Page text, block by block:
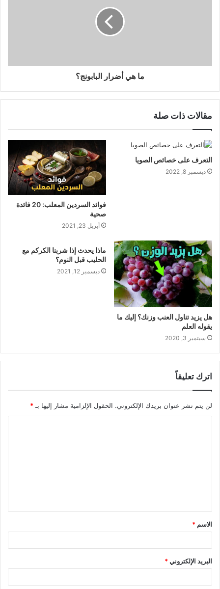
ما هي أضرار البابونج؟
مقالات ذات صلة
التعرف على خصائص الصويا
ديسمبر 8, 2022
فوائد السردين المعلب: 20 فائدة
صحية
أبريل 23, 2021
هل يزيد تناول العنب وزنك؟ إليك ما
يقوله العلم
سبتمبر 3, 2020
ماذا يحدث إذا شربنا الكركم مع
الحليب قبل النوم؟
ديسمبر 12, 2021
اترك تعليقاً
لن يتم نشر عنوان بريدك الإلكتروني. الحقول الإلزامية مشار إليها بـ *
ق
*
الاسم *
البريد الإلكتروني*